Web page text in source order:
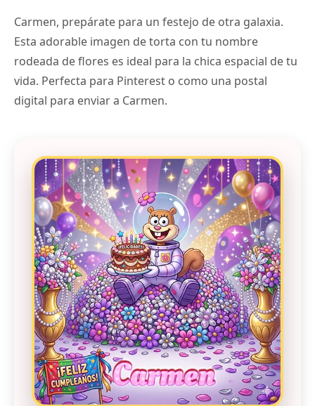
Carmen, prepárate para un festejo de otra galaxia.
Esta adorable imagen de torta con tu nombre
rodeada de flores es ideal para la chica espacial de tu
vida. Perfecta para Pinterest o como una postal
digital para enviar a Carmen.